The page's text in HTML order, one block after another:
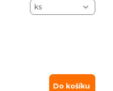
Do košíku